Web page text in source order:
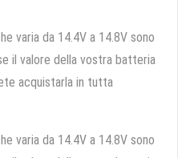
varia da 14.4V a 14.8V sono
il valore della vostra batteria
acquistarla in tutta
varia da 14.4V a 14.8V sono